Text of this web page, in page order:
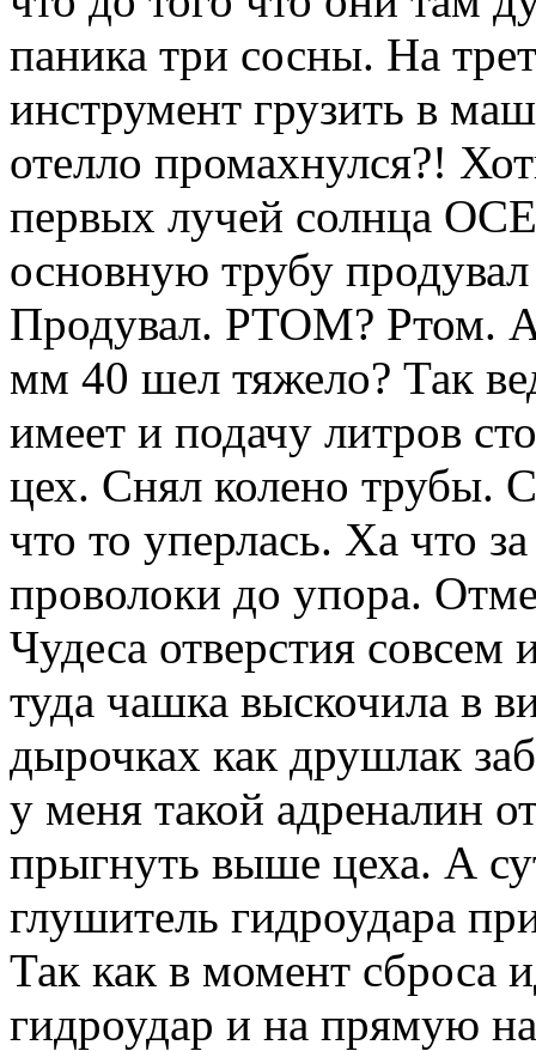
паника три сосны. На
инструмент грузить в
отелло промахнулся?!
первых лучей солнца
основную трубу
Продувал. РТОМ? Ртом. А
мм 40 шел тяжело? Так
имеет и подачу литров
цех. Снял колено трубы.
что то уперлась. Ха что
проволоки до упора.
Чудеса отверстия совсем
туда чашка выскочила в
дырочках как друшлак
у меня такой адреналин
прыгнуть выше цеха. А
глушитель гидроудара
Так как в момент сброса
гидроудар и на прямую